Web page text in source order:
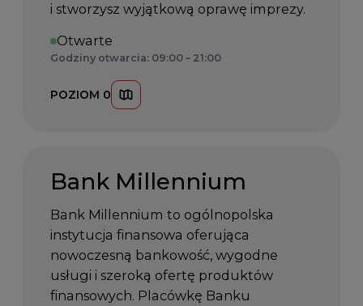
i stworzysz wyjątkową oprawę imprezy.
Otwarte
Godziny otwarcia: 09:00 – 21:00
POZIOM 0
Bank Millennium
Bank Millennium to ogólnopolska
instytucja finansowa oferująca
nowoczesną bankowość, wygodne
usługi i szeroką ofertę produktów
finansowych. Placówkę Banku